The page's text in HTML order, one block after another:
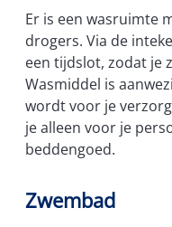
Er is een wasruimte
drogers. Via de
een tijdslot, zodat je
Wasmiddel is
wordt voor je
je alleen voor je
beddengoed.
Zwembad